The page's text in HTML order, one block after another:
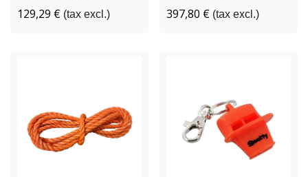
129,29 € (tax excl.) 397,80 € (tax excl.)